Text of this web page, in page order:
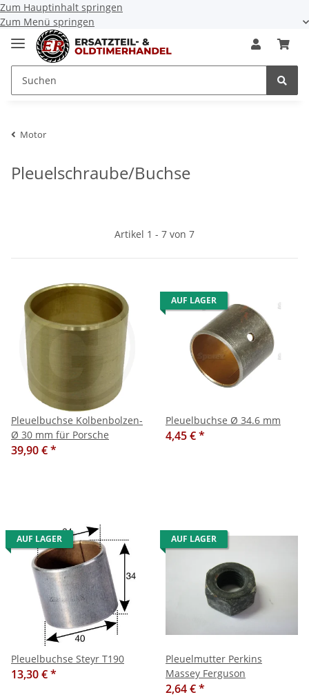
Zum Hauptinhalt springen
Zum Menü springen
Motor
Pleuelschraube/Buchse
Artikel 1 - 7 von 7
Pleuelbuchse Kolbenbolzen-
Ø 30 mm für Porsche
39,90 €*
AUF LAGER
Pleuelbuchse Ø 34.6 mm
4,45 €*
AUF LAGER
Pleuelbuchse Steyr T190
13,30 €*
AUF LAGER
Pleuelmutter Perkins
Massey Ferguson
2,64 €*